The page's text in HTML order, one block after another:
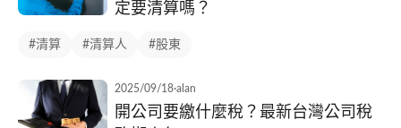
定要清算嗎？
#清算 #清算人 #股東
2025/09/18·alan
開公司要繳什麼稅？最新台灣公司稅